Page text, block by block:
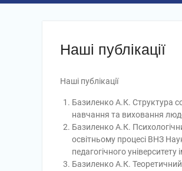
Наші публікації
Наші публікації
Базиленко А.К. Структура
навчання та виховання
Базиленко А.К.
освітньому процесі ВНЗ
педагогічного
Базиленко А.К. Теоретичний